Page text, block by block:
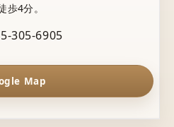
歩4分。
305-6905
Map